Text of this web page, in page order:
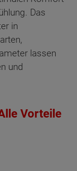
Das
in
lassen
und
Vorteile